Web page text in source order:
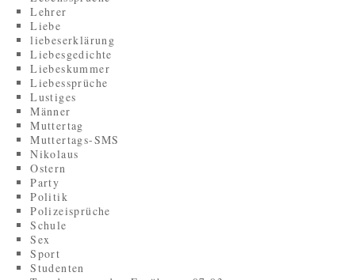
Lehrer
Liebe
liebeserklärung
Liebesgedichte
Liebeskummer
Liebessprüche
Lustiges
Männer
Muttertag
Muttertags-SMS
Nikolaus
Ostern
Party
Politik
Polizeisprüche
Schule
Sex
Sport
Studenten